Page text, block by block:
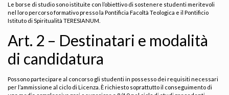
Le borse di studio sono istituite con l’obiettivo di sostenere studenti meritevoli
nel loro percorso formativo presso la Pontificia Facoltà Teologica e il Pontificio
Istituto di Spiritualità TERESIANUM.
Art. 2 – Destinatari e modalità
di candidatura
Possono partecipare al concorso gli studenti in possesso dei requisiti necessari
per l’ammissione al ciclo di Licenza. È richiesto soprattutto il conseguimento di